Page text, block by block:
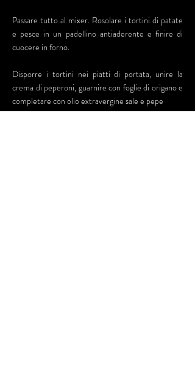
Passare tutto al mixer. Rosolare i tortini di patate
e pesce in un padellino antiaderente e finire di
cuocere in forno.
Disporre i tortini nei piatti di portata, unire la
crema di peperoni, guarnire con foglie di origano e
completare con olio extravergine sale e pepe